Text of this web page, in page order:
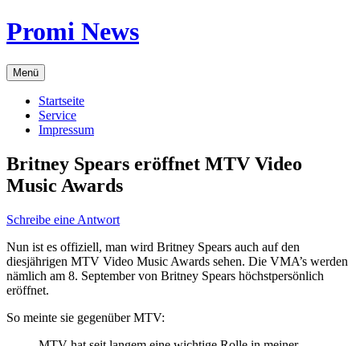
Zum
Inhalt
Promi News
Menü
Startseite
Service
Impressum
Britney Spears eröffnet MTV Video
Music Awards
Schreibe eine Antwort
Nun ist es offiziell, man wird Britney Spears auch auf den
diesjährigen MTV Video Music Awards sehen. Die VMA’s werden
nämlich am 8. September von Britney Spears höchstpersönlich
eröffnet.
So meinte sie gegenüber MTV: